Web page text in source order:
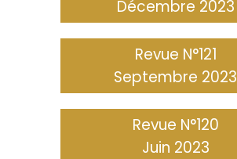
Décembre 2023
Revue N°121
Septembre 2023
Revue N°120
Juin 2023